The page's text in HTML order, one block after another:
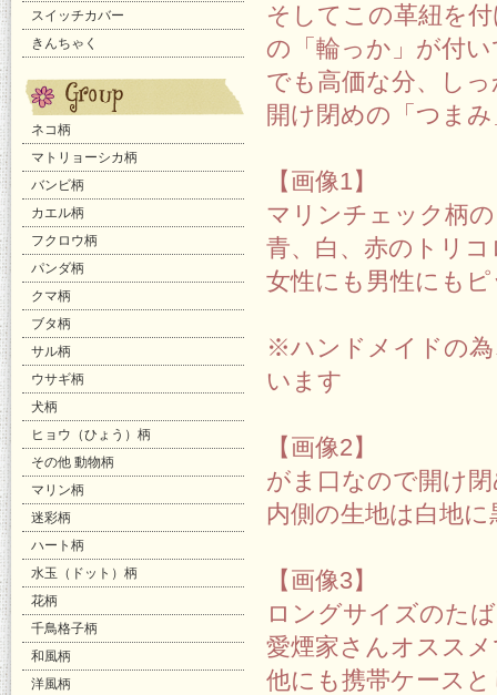
スイッチカバー
きんちゃく
ネコ柄
マトリョーシカ柄
バンビ柄
カエル柄
フクロウ柄
パンダ柄
クマ柄
ブタ柄
サル柄
ウサギ柄
犬柄
ヒョウ（ひょう）柄
その他 動物柄
マリン柄
迷彩柄
ハート柄
水玉（ドット）柄
花柄
千鳥格子柄
和風柄
洋風柄
そしてこの革紐を
の「輪っか」が付
でも高価な分、し
開け閉めの「つま
【画像1】
マリンチェック柄
青、白、赤のトリ
女性にも男性にも
※ハンドメイドの為
います
【画像2】
がま口なので開け
内側の生地は白地
【画像3】
ロングサイズのた
愛煙家さんオスス
他にも携帯ケース